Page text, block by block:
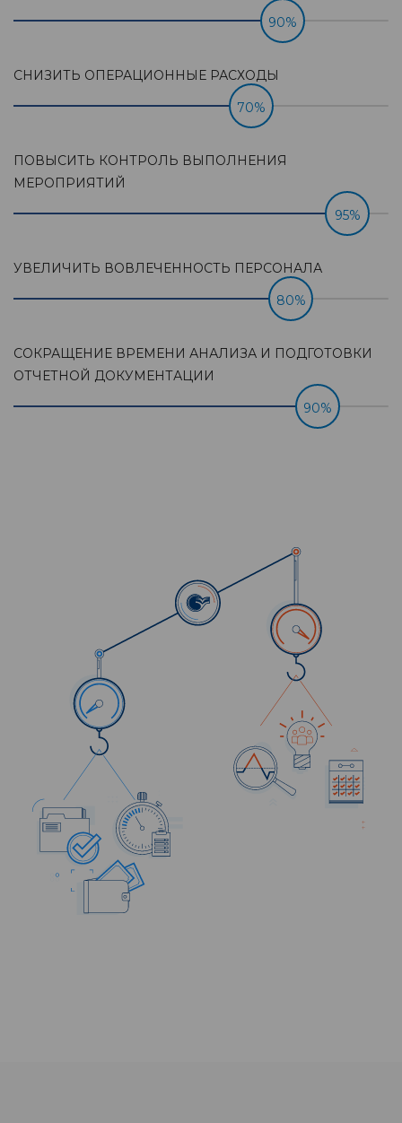
СНИЗИТЬ ОПЕРАЦИОННЫЕ РАСХОДЫ
46%
ПОВЫСИТЬ КОНТРОЛЬ ВЫПОЛНЕНИЯ
МЕРОПРИЯТИЙ
95%
УВЕЛИЧИТЬ ВОВЛЕЧЕННОСТЬ ПЕРСОНАЛА
80%
СОКРАЩЕНИЕ ВРЕМЕНИ АНАЛИЗА И ПОДГОТОВКИ
ОТЧЕТНОЙ ДОКУМЕНТАЦИИ
90%